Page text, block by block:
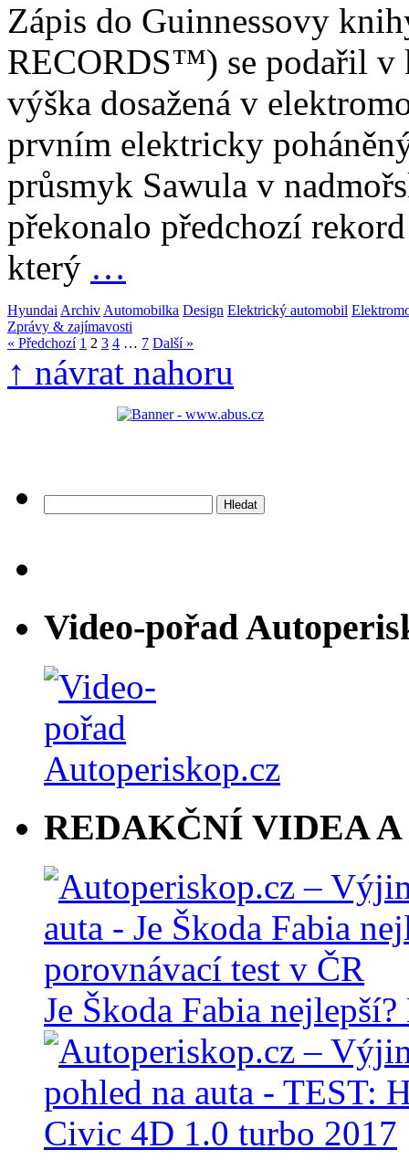
Zápis do Guinnessovy
RECORDS™) se podařil v
výška dosažená v
prvním elektricky
průsmyk Sawula v
překonalo předchozí
který …
Hyundai Archiv Automobilka Design Elektrický automobil
Zprávy & zajímavosti
« Předchozí 1 2 3 4 … 7 Další »
↑ návrat nahoru
Video-pořad
REDAKČNÍ VIDEA A
Je Škoda Fabia